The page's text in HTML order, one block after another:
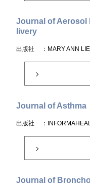
Journal of Aerosol
livery
出版社 ：MARY ANN
Journal of Asthma
出版社 ：
Journal of